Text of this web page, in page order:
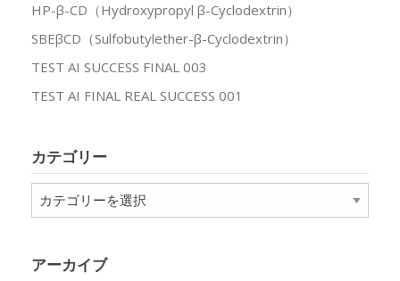
HP-β-CD（Hydroxypropyl β-Cyclodextrin）
SBEβCD（Sulfobutylether-β-Cyclodextrin）
TEST AI SUCCESS FINAL 003
TEST AI FINAL REAL SUCCESS 001
カテゴリー
テ
ー
アーカイブ